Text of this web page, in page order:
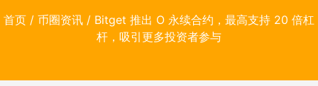
首页 / 币圈资讯 / Bitget 推出 O 永续合约，最高支持 20 倍杠
杆，吸引更多投资者参与